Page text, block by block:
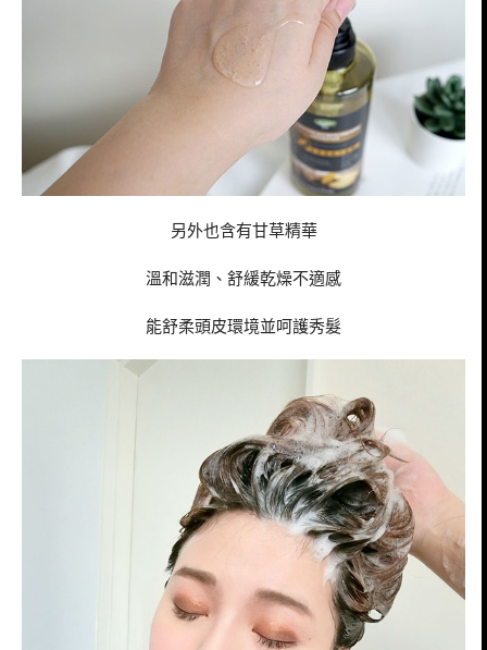
另外也含有甘草精華
溫和滋潤、舒緩乾燥不適感
能舒柔頭皮環境並呵護秀髮